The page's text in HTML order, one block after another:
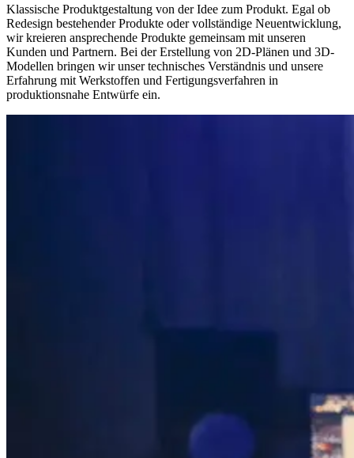
Klassische Produktgestaltung von der Idee zum Produkt. Egal ob
Redesign bestehender Produkte oder vollständige Neuentwicklung,
wir kreieren ansprechende Produkte gemeinsam mit unseren
Kunden und Partnern. Bei der Erstellung von 2D-Plänen und 3D-
Modellen bringen wir unser technisches Verständnis und unsere
Erfahrung mit Werkstoffen und Fertigungsverfahren in
produktionsnahe Entwürfe ein.